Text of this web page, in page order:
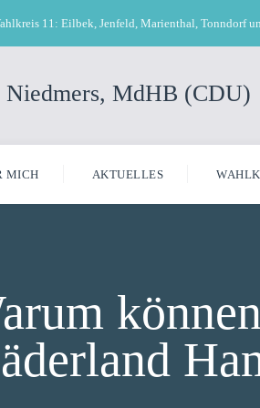
11: Eilbek, Jenfeld, Marienthal, Tonndorf
MICH AKTUELLES